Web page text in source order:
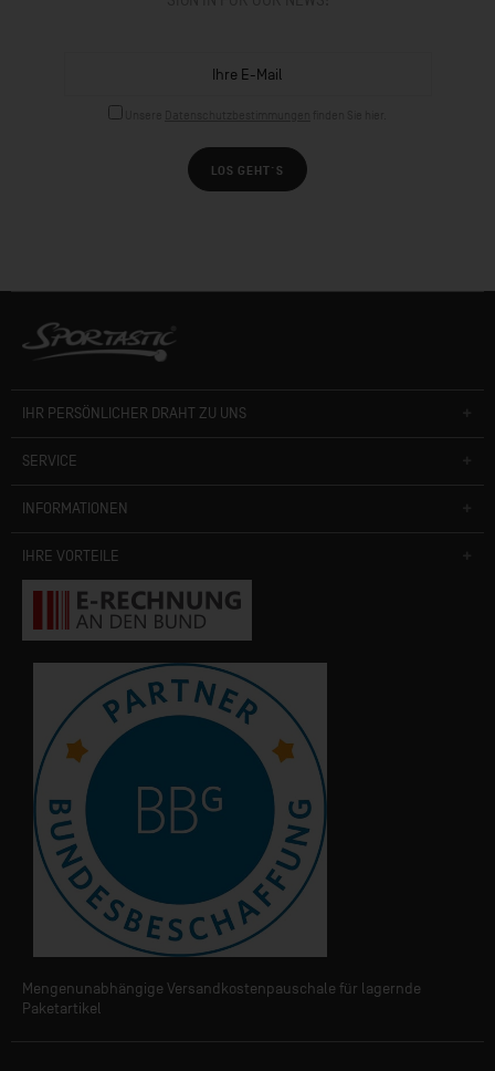
LOS GEHT´S
IHR PERSÖNLICHER DRAHT ZU UNS
SERVICE
INFORMATIONEN
IHRE VORTEILE
Mengenunabhängige Versandkostenpauschale für lagernde
Paketartikel